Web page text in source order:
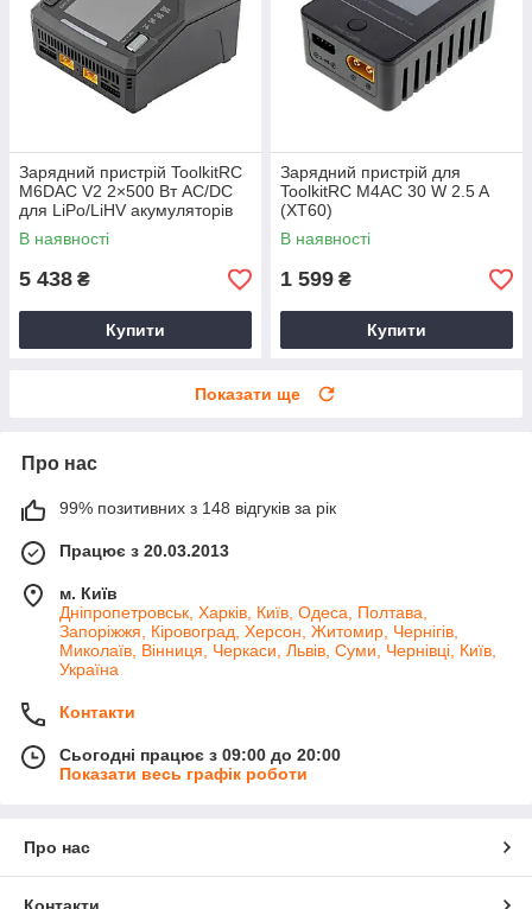
Зарядний пристрій ToolkitRC
M6DAC V2 2×500 Вт AC/DC
для LiPo/LiHV акумуляторів
1-6S, 2 канали, чорний, для
FPV і RC моделей
В наявності
5 438 ₴
Купити
Зарядний пристрій для
ToolkitRC M4AC 30 W 2.5 A
(XT60)
В наявності
1 599 ₴
Купити
Показати ще
Про нас
99% позитивних з 148 відгуків за рік
Працює з 20.03.2013
м. Київ
Дніпропетровськ, Харків, Київ, Одеса, Полтава,
Запоріжжя, Кіровоград, Херсон, Житомир, Чернігів,
Миколаїв, Вінниця, Черкаси, Львів, Суми, Чернівці, Київ,
Україна
Контакти
Сьогодні працює з 09:00 до 20:00
Показати весь графік роботи
Про нас